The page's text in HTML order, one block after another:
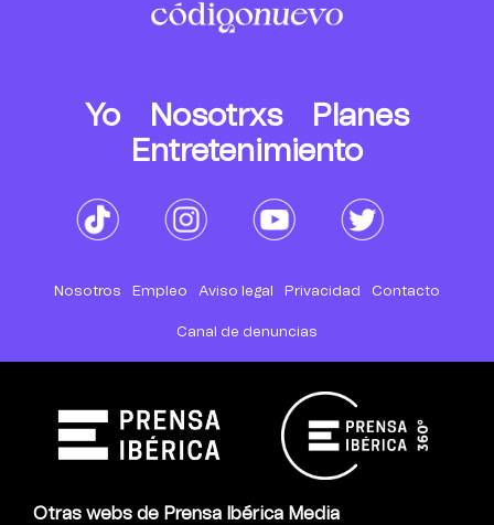
Yo Nosotrxs
Planes
Entretenimiento
Nosotros Empleo Aviso legal Privacidad Contacto
Canal de denuncias
Otras webs de Prensa Ibérica Media